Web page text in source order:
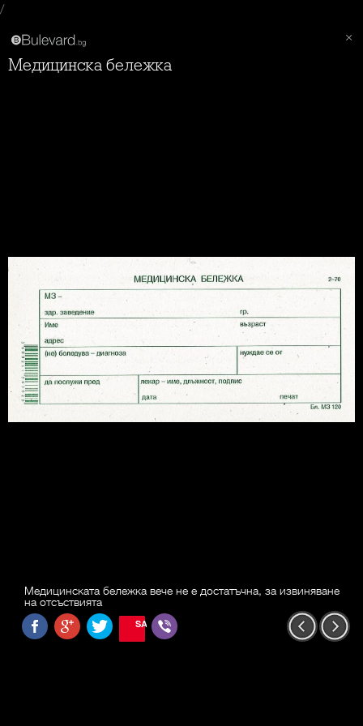
/
Медицинска бележка
Медицинската бележка вече не е достатъчна, за извиняване
на отсъствията
SAVE